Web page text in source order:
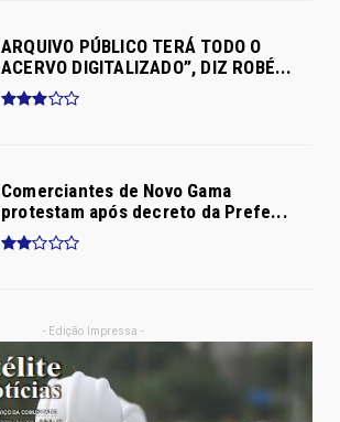
ARQUIVO PÚBLICO TERÁ TODO O
ACERVO DIGITALIZADO”, DIZ ROBÉ...
Comerciantes de Novo Gama
protestam após decreto da Prefe...
- Edição Impressa -